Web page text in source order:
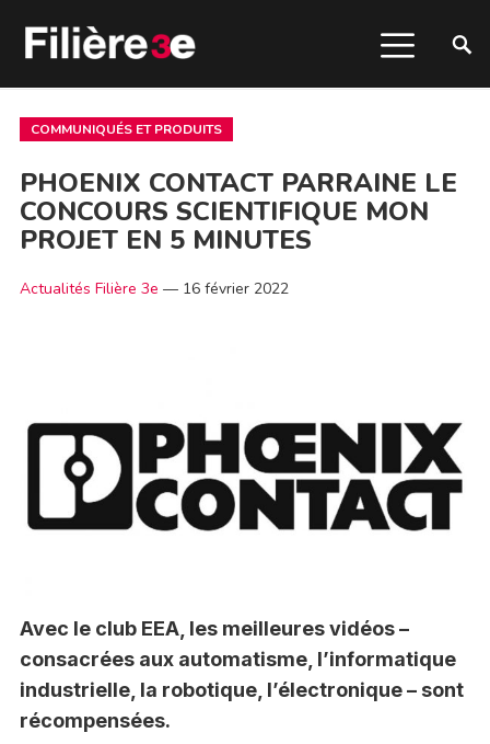
COMMUNIQUÉS ET PRODUITS
PHOENIX CONTACT PARRAINE LE
CONCOURS SCIENTIFIQUE MON
PROJET EN 5 MINUTES
Actualités Filière 3e — 16 février 2022
Avec le club EEA, les meilleures vidéos –
consacrées aux automatisme, l’informatique
industrielle, la robotique, l’électronique – sont
récompensées.